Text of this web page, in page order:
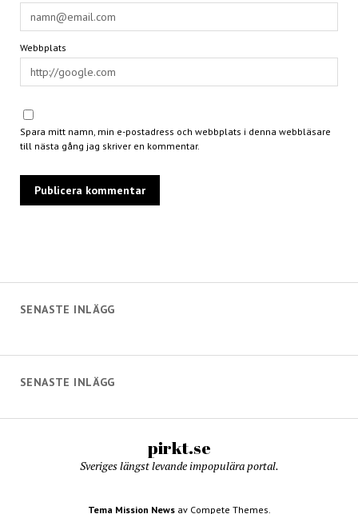
SENASTE INLÄGG
Webbplats
Spara mitt namn, min e-postadress och webbplats i denna webbläsare
till nästa gång jag skriver en kommentar.
SENASTE INLÄGG
pirkt.se
Sveriges längst levande impopulära portal.
Tema Mission Newsav Compete Themes.